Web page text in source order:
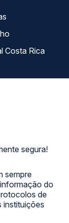
segura!
sempre
do
de
instituições
La terminal Costa Rica